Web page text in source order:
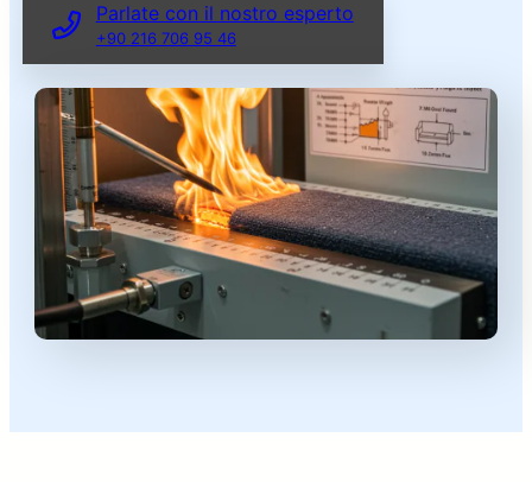
Parlate con il nostro esperto
+90 216 706 95 46